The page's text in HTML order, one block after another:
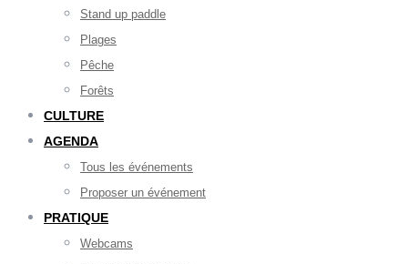
Stand up paddle
Plages
Pêche
Forêts
CULTURE
AGENDA
Tous les événements
Proposer un événement
PRATIQUE
Webcams